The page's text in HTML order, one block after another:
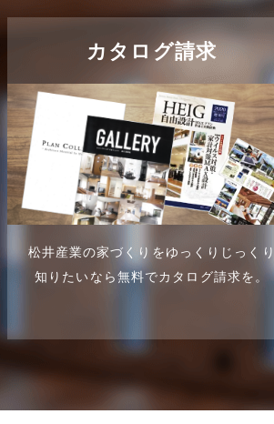
カタログ請求
松井産業の家づくりをゆっくりじっくり
知りたいなら無料でカタログ請求を。